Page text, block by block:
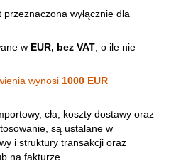
wyłącznie dla
w EUR, bez VAT , o ile nie
wynosi 1000 EUR
cła, koszty dostawy oraz
są ustalane w
i struktury transakcji oraz
na fakturze.